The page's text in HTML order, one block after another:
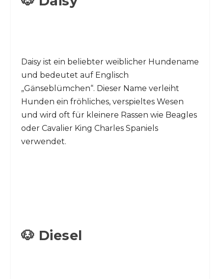
Daisy ist ein beliebter weiblicher Hundename
und bedeutet auf Englisch
„Gänseblümchen“. Dieser Name verleiht
Hunden ein fröhliches, verspieltes Wesen
und wird oft für kleinere Rassen wie Beagles
oder Cavalier King Charles Spaniels
verwendet.
🐶 Diesel